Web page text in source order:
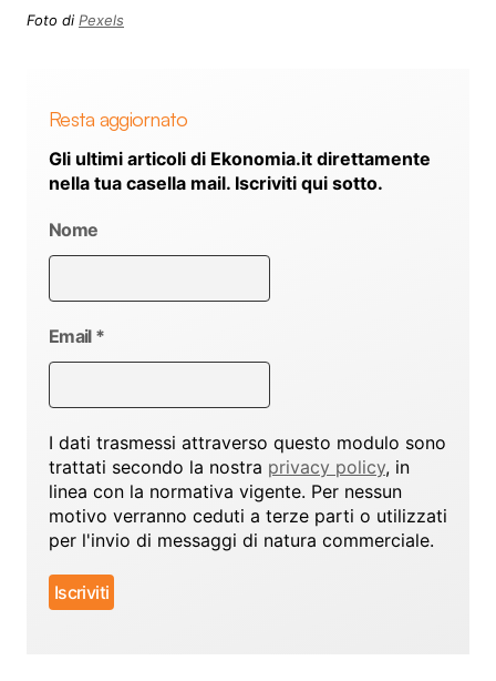
Foto di Pexels
Resta aggiornato
Gli ultimi articoli di Ekonomia.it direttamente
nella tua casella mail. Iscriviti qui sotto.
Nome
Email *
I dati trasmessi attraverso questo modulo sono
trattati secondo la nostra privacy policy, in
linea con la normativa vigente. Per nessun
motivo verranno ceduti a terze parti o utilizzati
per l'invio di messaggi di natura commerciale.